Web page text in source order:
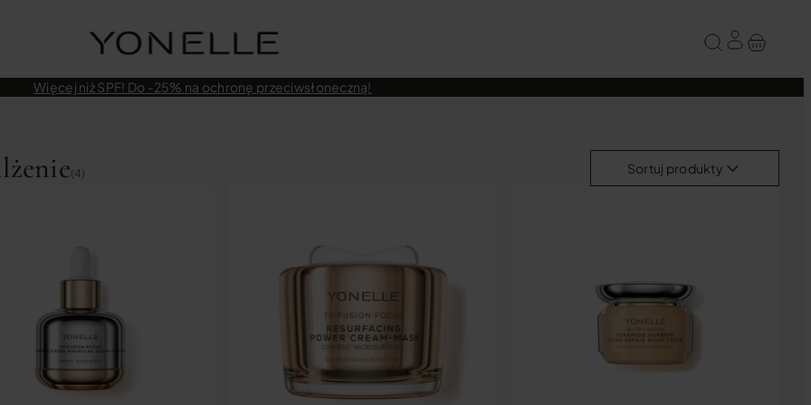
Więcej niż SPF! Do -25% na ochronę przeciwsłoneczną!
(4) Sortuj produkty